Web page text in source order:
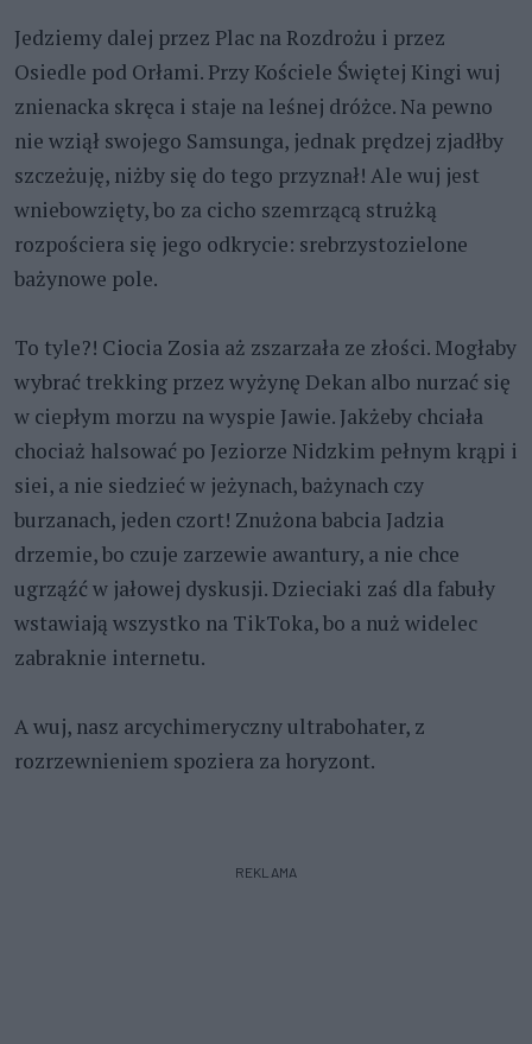
Jedziemy dalej przez Plac na Rozdrożu i przez
Osiedle pod Orłami. Przy Kościele Świętej Kingi wuj
znienacka skręca i staje na leśnej dróżce. Na pewno
nie wziął swojego Samsunga, jednak prędzej zjadłby
szczeżuję, niżby się do tego przyznał! Ale wuj jest
wniebowzięty, bo za cicho szemrzącą strużką
rozpościera się jego odkrycie: srebrzystozielone
bażynowe pole.
To tyle?! Ciocia Zosia aż zszarzała ze złości. Mogłaby
wybrać trekking przez wyżynę Dekan albo nurzać się
w ciepłym morzu na wyspie Jawie. Jakżeby chciała
chociaż halsować po Jeziorze Nidzkim pełnym krąpi i
siei, a nie siedzieć w jeżynach, bażynach czy
burzanach, jeden czort! Znużona babcia Jadzia
drzemie, bo czuje zarzewie awantury, a nie chce
ugrząźć w jałowej dyskusji. Dzieciaki zaś dla fabuły
wstawiają wszystko na TikToka, bo a nuż widelec
zabraknie internetu.
A wuj, nasz arcychimeryczny ultrabohater, z
rozrzewnieniem spoziera za horyzont.
REKLAMA